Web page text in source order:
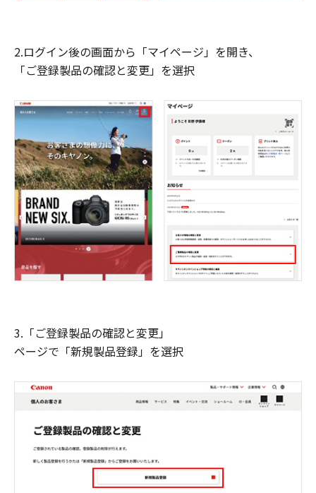
2.ログイン後の画面から「マイページ」を開き、
「ご登録製品の確認と変更」を選択
3.「ご登録製品の確認と変更」
ページで「新規製品登録」を選択